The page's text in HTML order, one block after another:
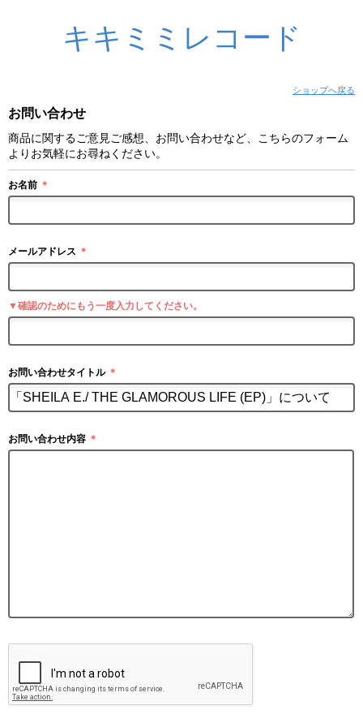
キキミミレコード
ショップへ戻る
お問い合わせ
商品に関するご意見ご感想、お問い合わせなど、こちらのフォーム
よりお気軽にお尋ねください。
お名前 ＊
メールアドレス ＊
▼確認のためにもう一度入力してください。
お問い合わせタイトル ＊
お問い合わせ内容 ＊